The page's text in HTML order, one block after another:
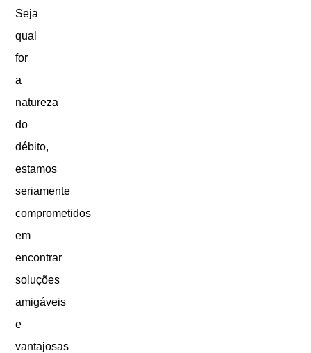
Seja
qual
for
a
natureza
do
débito,
estamos
seriamente
comprometidos
em
encontrar
soluções
amigáveis
e
vantajosas